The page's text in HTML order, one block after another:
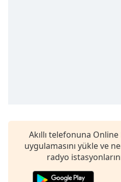
Subtitles
subtitles
settings,
subtitles
Akıllı telefonuna
uygulamasını yükle ve
radyo